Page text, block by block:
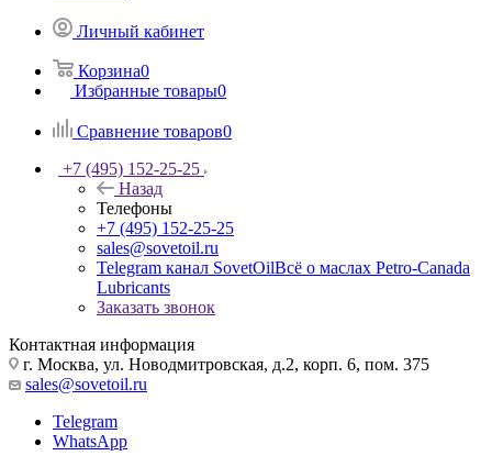
Личный кабинет
Корзина0
Избранные товары0
Сравнение товаров0
+7 (495) 152-25-25
Назад
Телефоны
+7 (495) 152-25-25
sales@sovetoil.ru
Telegram канал SovetOilВсё о маслах Petro-Canada
Lubricants
Заказать звонок
Контактная информация
г. Москва, ул. Новодмитровская, д.2, корп. 6, пом. 375
sales@sovetoil.ru
Telegram
WhatsApp